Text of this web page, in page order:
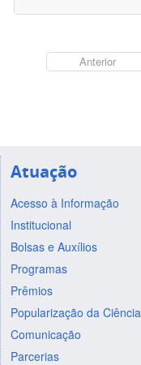
Anterior
Atuação
Acesso à Informação
Institucional
Bolsas e Auxílios
Programas
Prêmios
Popularização da Ciência
Comunicação
Parcerias